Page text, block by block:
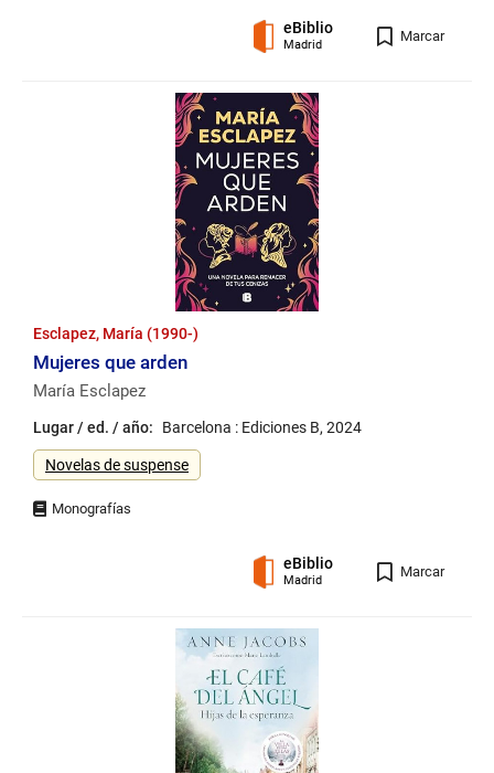
eBiblio
Madrid
Marcar
Esclapez, María (1990-)
Mujeres que arden
María Esclapez
Lugar / ed. / año:
Barcelona : Ediciones B, 2024
Género
Novelas de suspense
eBiblio
Madrid
Marcar